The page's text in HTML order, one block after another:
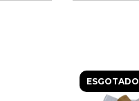
ESGOTADO